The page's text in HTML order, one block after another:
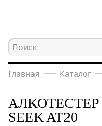
Главная Каталог
АЛКОТЕСТЕР
SEEK AT20